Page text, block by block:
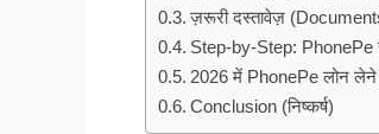
ज़रूरी दस्तावेज़
Step-by-Step:
2026 में PhonePe लोन
Conclusion (निष्कर्ष)